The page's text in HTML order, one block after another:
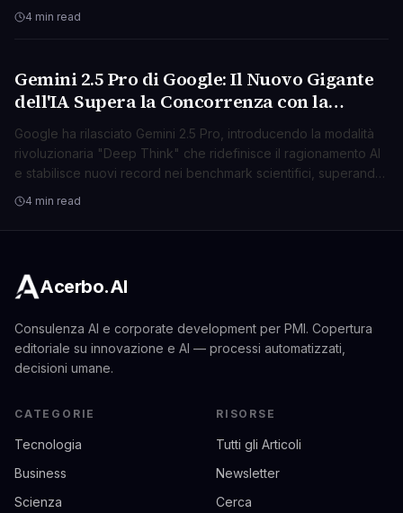
maggiore autonomia.
4 min read
AI & ML
Gemini 2.5 Pro di Google: Il Nuovo Gigante
dell'IA Supera la Concorrenza con la
Modalità "Deep Think"
Google ha rilasciato Gemini 2.5 Pro, introducendo la modalità
rivoluzionaria "Deep Think" che ridefinisce il ragionamento AI
e stabilisce nuovi record nei benchmark scientifici, superando
i rivali.
4 min read
Acerbo.AI
Consulenza AI e corporate development per PMI. Copertura
editoriale su innovazione e AI — processi automatizzati,
decisioni umane.
CATEGORIE
Tecnologia
Business
Scienza
RISORSE
Tutti gli Articoli
Newsletter
Cerca